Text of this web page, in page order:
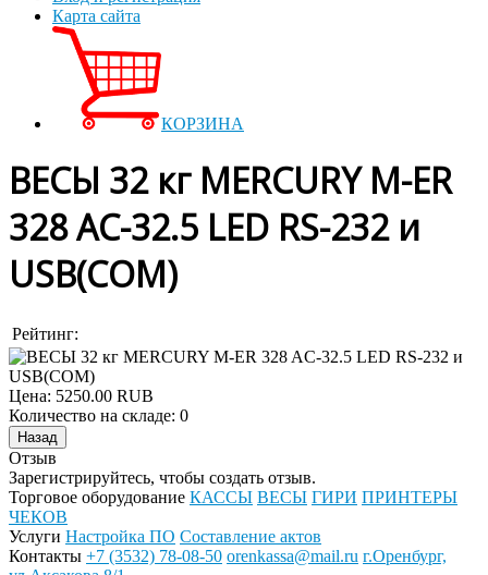
Карта сайта
КОРЗИНА
ВЕСЫ 32 кг MERCURY M-ER
328 AC-32.5 LED RS-232 и
USB(COM)
Рейтинг:
Цена: 5250.00 RUB
Количество на складе: 0
Отзыв
Зарегистрируйтесь, чтобы создать отзыв.
Торговое оборудование КАССЫ ВЕСЫ ГИРИ ПРИНТЕРЫ
ЧЕКОВ
Услуги Настройка ПО Составление актов
Контакты +7 (3532) 78-08-50 orenkassa@mail.ru г.Оренбург,